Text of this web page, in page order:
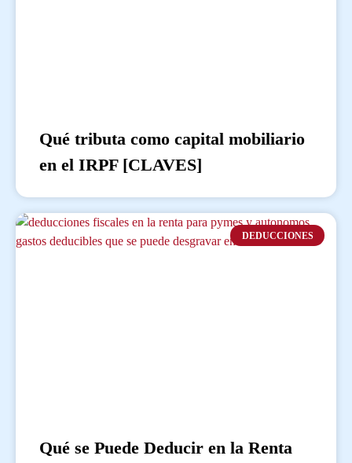
Qué tributa como capital mobiliario
en el IRPF [CLAVES]
DEDUCCIONES
Qué se Puede Deducir en la Renta